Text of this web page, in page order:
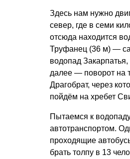
Здесь нам нужно
север, где в семи
отсюда находится
Труфанец (36 м) —
водопад
далее — поворот на
Драгобрат, через
пойдём на хребет
Пытаемся к
автотранспортом.
проходящие
брать толпу в 13